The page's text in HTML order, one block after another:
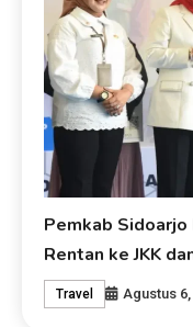
Pemkab
Rentan ke JKK
Travel Agustus 6,